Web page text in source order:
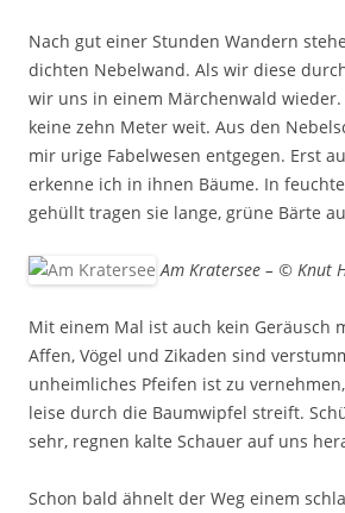
Nach gut einer Stunden Wandern
dichten Nebelwand. Als wir diese
wir uns in einem Märchenwald
keine zehn Meter weit. Aus den
mir urige Fabelwesen entgegen. Erst
erkenne ich in ihnen Bäume. In
gehüllt tragen sie lange, grüne Bärte
Am Kratersee – © Knut
Mit einem Mal ist auch kein Geräusch
Affen, Vögel und Zikaden sind
unheimliches Pfeifen ist zu
leise durch die Baumwipfel streift.
sehr, regnen kalte Schauer auf uns
Schon bald ähnelt der Weg einem